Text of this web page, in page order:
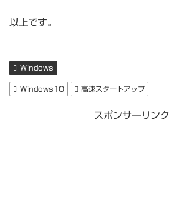
以上です。
Windows
Windows10 高速スタートアップ
スポンサーリンク